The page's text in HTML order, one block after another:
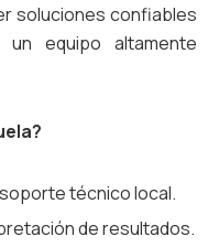
soluciones confiables
equipo altamente
técnico local.
de resultados.